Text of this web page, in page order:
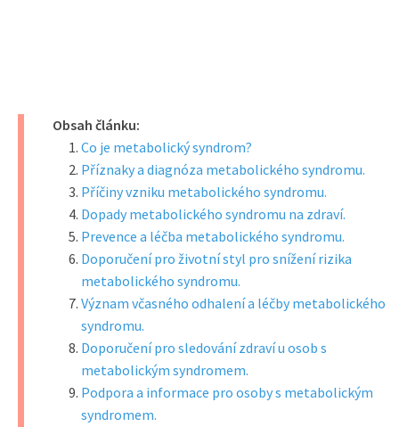
Obsah článku:
Co je metabolický syndrom?
Příznaky a diagnóza metabolického syndromu.
Příčiny vzniku metabolického syndromu.
Dopady metabolického syndromu na zdraví.
Prevence a léčba metabolického syndromu.
Doporučení pro životní styl pro snížení rizika
metabolického syndromu.
Význam včasného odhalení a léčby metabolického
syndromu.
Doporučení pro sledování zdraví u osob s
metabolickým syndromem.
Podpora a informace pro osoby s metabolickým
syndromem.